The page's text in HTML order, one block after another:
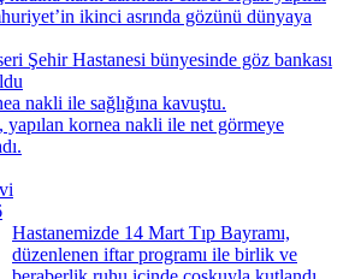
ikinci asrında gözünü dünyaya
Şehir Hastanesi bünyesinde göz bankası
nakli ile sağlığına kavuştu.
yapılan kornea nakli ile net görmeye
Hastanemizde 14 Mart Tıp Bayramı,
düzenlenen iftar programı ile birlik ve